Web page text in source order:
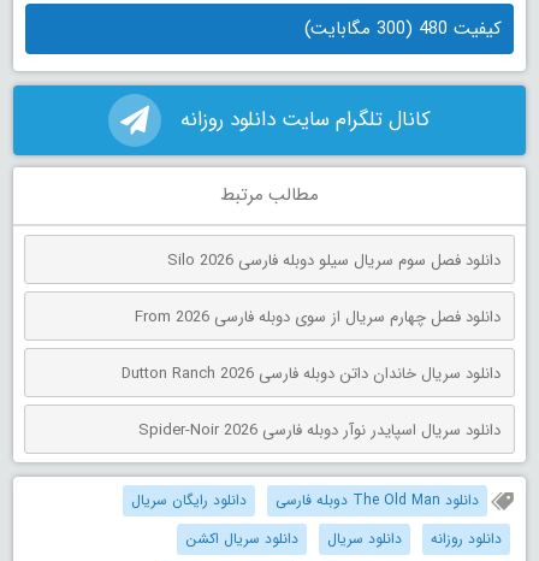
کیفیت 480 (300 مگابایت)
کانال تلگرام سایت دانلود روزانه
مطالب مرتبط
دانلود فصل سوم سریال سیلو دوبله فارسی Silo 2026
دانلود فصل چهارم سریال از سوی دوبله فارسی From 2026
دانلود سریال خاندان داتن دوبله فارسی Dutton Ranch 2026
دانلود سریال اسپایدر نوآر دوبله فارسی Spider-Noir 2026
دانلود The Old Man دوبله فارسی
دانلود رایگان سریال
دانلود روزانه
دانلود سریال
دانلود سریال اکشن